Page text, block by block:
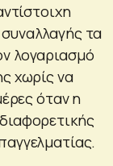
τα
λογαριασμό
χωρίς να
όταν η